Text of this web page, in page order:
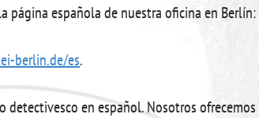
página española de nuestra oficina en Berlín:
berlin.de/es.
en español. Nosotros